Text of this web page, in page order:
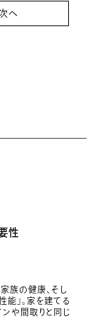
へ
性
族の健康、そし
」。家を建てる
ンや間取りと同じ